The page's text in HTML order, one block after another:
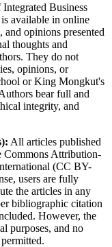
Business
available in online
opinions presented
thoughts and
They do not
opinions, or
or King Mongkut's
bear full and
integrity, and
All articles published
Commons Attribution-
(CC BY-
users are fully
the articles in any
bibliographic citation
However, the
purposes, and no